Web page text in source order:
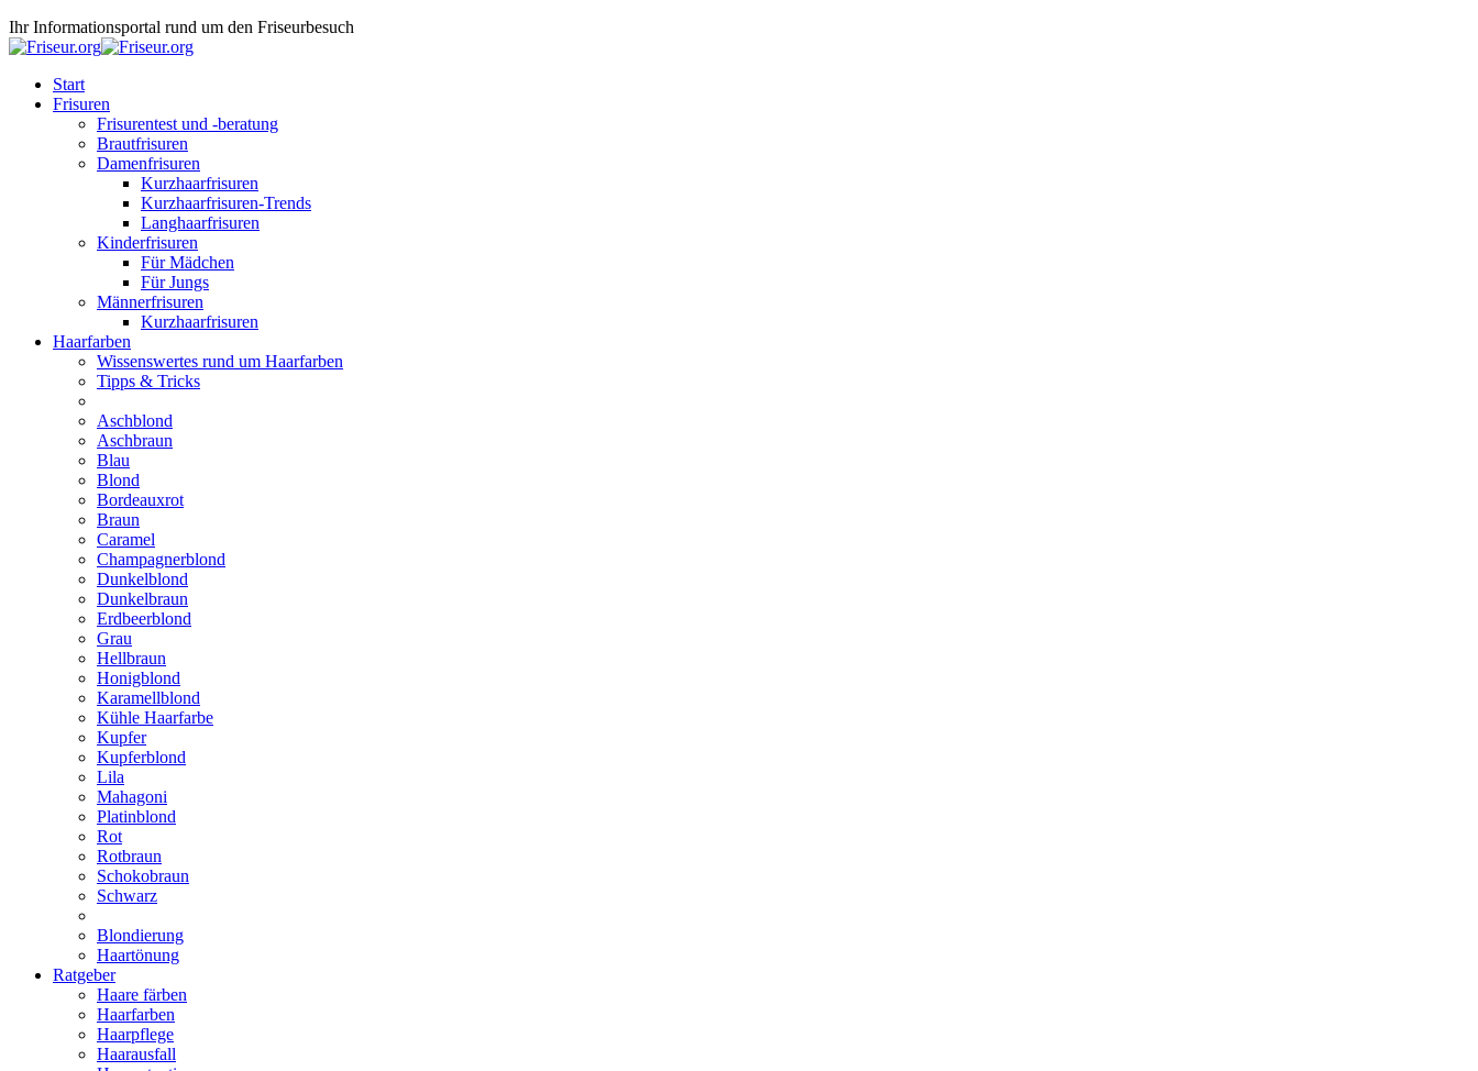
Ihr Informationsportal rund um den Friseurbesuch
Start
Frisuren
Frisurentest und -beratung
Brautfrisuren
Damenfrisuren
Kurzhaarfrisuren
Kurzhaarfrisuren-Trends
Langhaarfrisuren
Kinderfrisuren
Für Mädchen
Für Jungs
Männerfrisuren
Kurzhaarfrisuren
Haarfarben
Wissenswertes rund um Haarfarben
Tipps & Tricks
Aschblond
Aschbraun
Blau
Blond
Bordeauxrot
Braun
Caramel
Champagnerblond
Dunkelblond
Dunkelbraun
Erdbeerblond
Grau
Hellbraun
Honigblond
Karamellblond
Kühle Haarfarbe
Kupfer
Kupferblond
Lila
Mahagoni
Platinblond
Rot
Rotbraun
Schokobraun
Schwarz
Blondierung
Haartönung
Ratgeber
Haare färben
Haarfarben
Haarpflege
Haarausfall